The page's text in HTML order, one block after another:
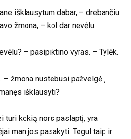
išklausytum dabar, – drebančiu
žmona, – kol dar nevėlu.
– pasipiktino vyras. – Tylėk.
– žmona nustebusi pažvelgė į
išklausyti?
turi kokią nors paslaptį, yra
man jos pasakyti. Tegul taip ir